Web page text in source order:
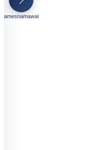
amesnamawal